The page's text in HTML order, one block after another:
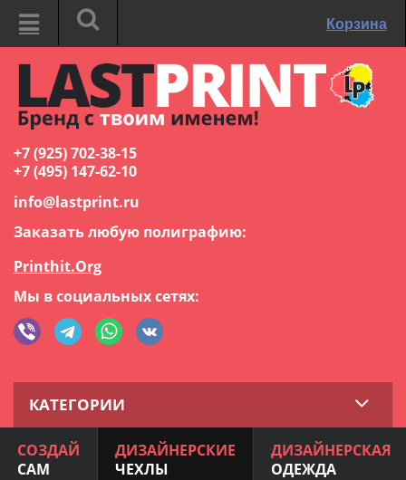
Корзина
+7 (925) 702-38-15
+7 (495) 147-62-10
info@lastprint.ru
Заказать любую полиграфию:
Printhit.Org
Мы в социальных сетях:
КАТЕГОРИИ
СОЗДАЙ
САМ
ДИЗАЙНЕРСКИЕ
ЧЕХЛЫ
ДИЗАЙНЕРСКАЯ
ОДЕЖДА